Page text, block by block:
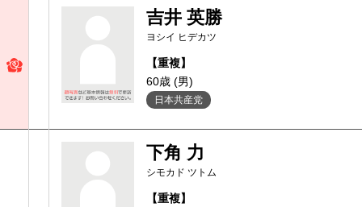
吉井 英勝
ヨシイ ヒデカツ
【重複】
60歳 (男)
日本共産党
下角 力
シモカド ツトム
【重複】